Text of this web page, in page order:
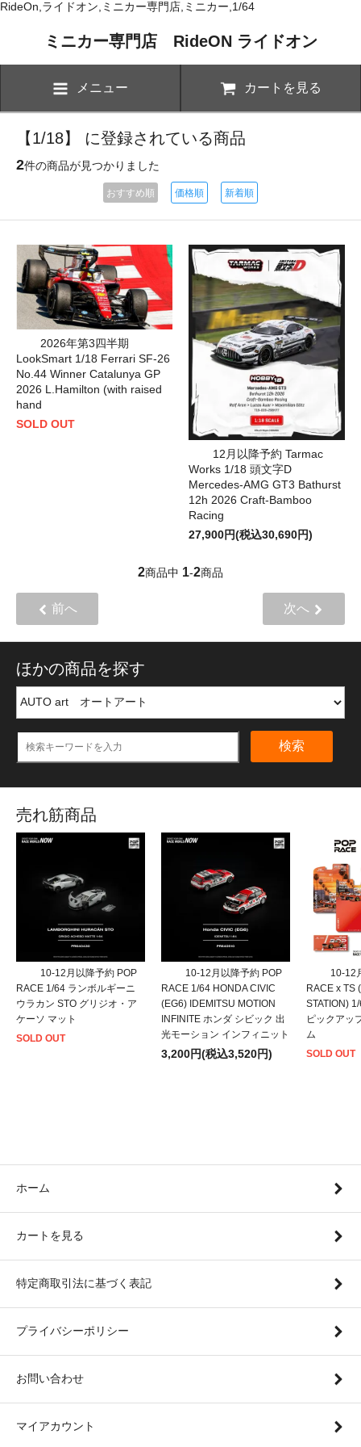
RideOn,ライドオン,ミニカー専門店,ミニカー,1/64
ミニカー専門店 RideON ライドオン
メニュー カートを見る
【1/18】 に登録されている商品
2件の商品が見つかりました
おすすめ順 価格順 新着順
2026年第3四半期
LookSmart 1/18 Ferrari SF-26
No.44 Winner Catalunya GP
2026 L.Hamilton (with raised
hand
SOLD OUT
12月以降予約 Tarmac
Works 1/18 頭文字D
Mercedes-AMG GT3 Bathurst
12h 2026 Craft-Bamboo
Racing
27,900円(税込30,690円)
2商品中 1-2商品
前へ 次へ
ほかの商品を探す
検索
売れ筋商品
10-12月以降予約 POP
RACE 1/64 ランボルギーニ
ウラカン STO グリジオ・ア
ケーソ マット
SOLD OUT
10-12月以降予約 POP
RACE 1/64 HONDA CIVIC
(EG6) IDEMITSU MOTION
INFINITE ホンダ シビック 出
光モーション インフィニット
3,200円(税込3,520円)
10-12
RACE x TS
STATION)
ピックアッ
ム
SOLD OUT
ホーム
カートを見る
特定商取引法に基づく表記
プライバシーポリシー
お問い合わせ
マイアカウント